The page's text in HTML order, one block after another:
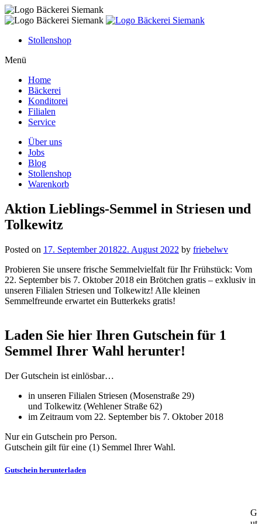
Skip
to
Stollenshop
Menü
Home
Bäckerei
Konditorei
Filialen
Service
Über uns
Jobs
Blog
Stollenshop
Warenkorb
Aktion Lieblings-Semmel in Striesen und
Tolkewitz
Posted on 17. September 201822. August 2022 by friebelwv
Probieren Sie unsere frische Semmelvielfalt für Ihr Frühstück: Vom
22. September bis 7. Oktober 2018 ein Brötchen gratis – exklusiv in
unseren Filialen Striesen und Tolkewitz! Alle kleinen
Semmelfreunde erwartet ein Butterkeks gratis!
Laden Sie hier Ihren Gutschein für 1
Semmel Ihrer Wahl herunter!
Der Gutschein ist einlösbar…
in unseren Filialen Striesen (Mosenstraße 29)
und Tolkewitz (Wehlener Straße 62)
im Zeitraum vom 22. September bis 7. Oktober 2018
Nur ein Gutschein pro Person.
Gutschein gilt für eine (1) Semmel Ihrer Wahl.
Gutschein herunterladen
G